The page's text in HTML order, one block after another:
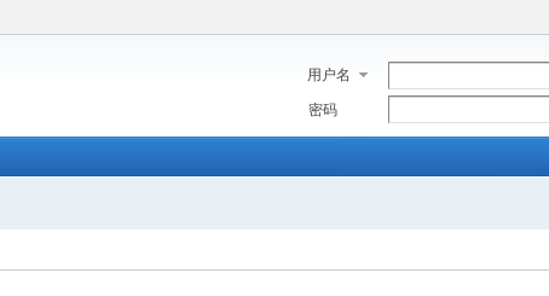
用户名
密码